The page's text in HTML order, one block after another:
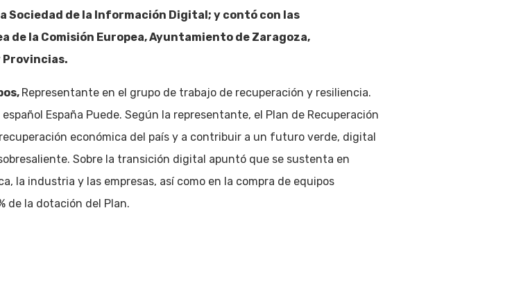
Sociedad de la Información Digital; y contó con las
la Comisión Europea, Ayuntamiento de Zaragoza,
Provincias.
Representante en el grupo de trabajo de recuperación y resiliencia.
España Puede. Según la representante, el Plan de Recuperación
económica del país y a contribuir a un futuro verde, digital
Sobre la transición digital apuntó que se sustenta en
la industria y las empresas, así como en la compra de equipos
de la dotación del Plan.